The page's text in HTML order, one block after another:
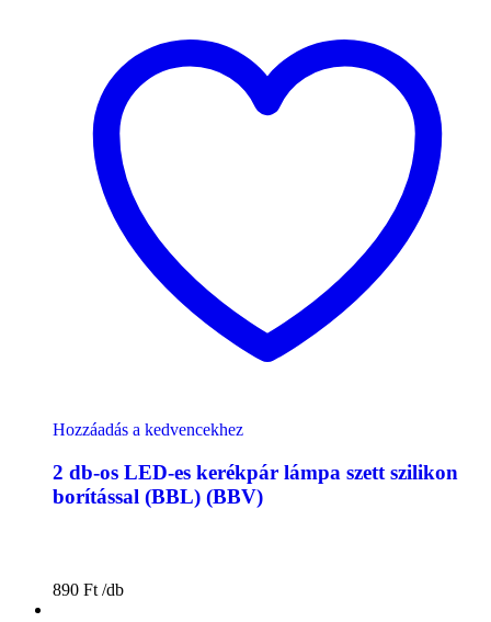
Hozzáadás a kedvencekhez
2 db-os LED-es kerékpár lámpa szett szilikon
borítással (BBL) (BBV)
890 Ft